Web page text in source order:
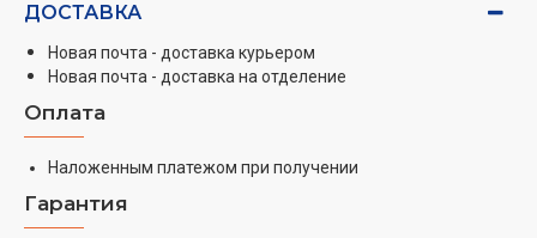
великолепного вида этой модели.
Каждый раз, заходя на кухню, вы будете
чувствовать, что эта вытяжка – не просто
функциональное устройство, но и настоящее
Сенсорный блок управления
гордость Interline, ведь он не только интуитивно
ДОСТАВКА
Новая почта - доставка курьером
Новая почта - доставка на отделение
Оплата
Наложенным платежом при получении
Гарантия